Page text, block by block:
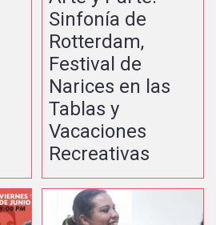
Sinfonía de
Rotterdam,
Festival de
Narices en las
Tablas y
Vacaciones
Recreativas